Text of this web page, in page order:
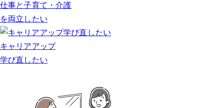
仕事と子育て・介護
を両立したい
キャリアアップ
学び直したい